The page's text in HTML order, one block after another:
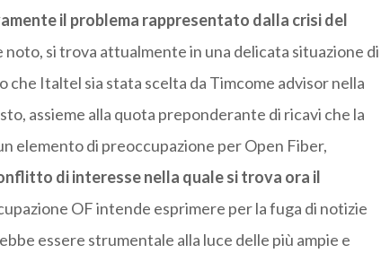
il problema rappresentato dalla crisi del
noto, si trova attualmente in una delicata situazione di
Italtel sia stata scelta da Timcome advisor nella
assieme alla quota preponderante di ricavi che la
elemento di preoccupazione per Open Fiber,
di interesse nella quale si trova ora il
OF intende esprimere per la fuga di notizie
essere strumentale alla luce delle più ampie e